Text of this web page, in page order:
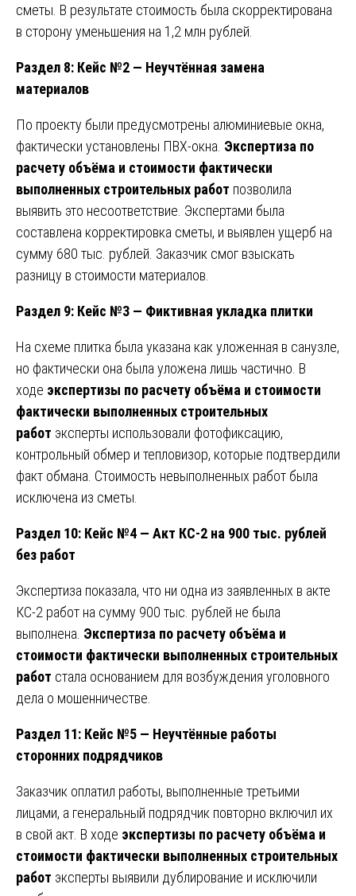
сметы. В результате стоимость была скорректирована
в сторону уменьшения на 1,2 млн рублей.
Раздел 8: Кейс №2 — Неучтённая замена
материалов
По проекту были предусмотрены алюминиевые окна,
фактически установлены ПВХ-окна. Экспертиза по
расчету объёма и стоимости фактически
выполненных строительных работ позволила
выявить это несоответствие. Экспертами была
составлена корректировка сметы, и выявлен ущерб на
сумму 680 тыс. рублей. Заказчик смог взыскать
разницу в стоимости материалов.
Раздел 9: Кейс №3 — Фиктивная укладка плитки
На схеме плитка была указана как уложенная в санузле,
но фактически она была уложена лишь частично. В
ходе экспертизы по расчету объёма и стоимости
фактически выполненных строительных
работ эксперты использовали фотофиксацию,
контрольный обмер и тепловизор, которые подтвердили
факт обмана. Стоимость невыполненных работ была
исключена из сметы.
Раздел 10: Кейс №4 — Акт КС-2 на 900 тыс. рублей
без работ
Экспертиза показала, что ни одна из заявленных в акте
КС-2 работ на сумму 900 тыс. рублей не была
выполнена. Экспертиза по расчету объёма и
стоимости фактически выполненных строительных
работ стала основанием для возбуждения уголовного
дела о мошенничестве.
Раздел 11: Кейс №5 — Неучтённые работы
сторонних подрядчиков
Заказчик оплатил работы, выполненные третьими
лицами, а генеральный подрядчик повторно включил их
в свой акт. В ходе экспертизы по расчету объёма и
стоимости фактически выполненных строительных
работ эксперты выявили дублирование и исключили